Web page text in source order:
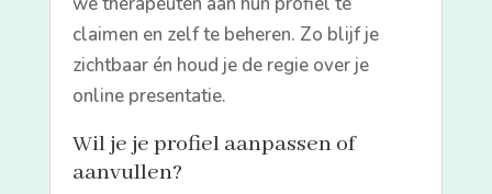
claimen en zelf te beheren. Zo blijf je
zichtbaar én houd je de regie over je
online presentatie.
Wil je je profiel aanpassen of
aanvullen?